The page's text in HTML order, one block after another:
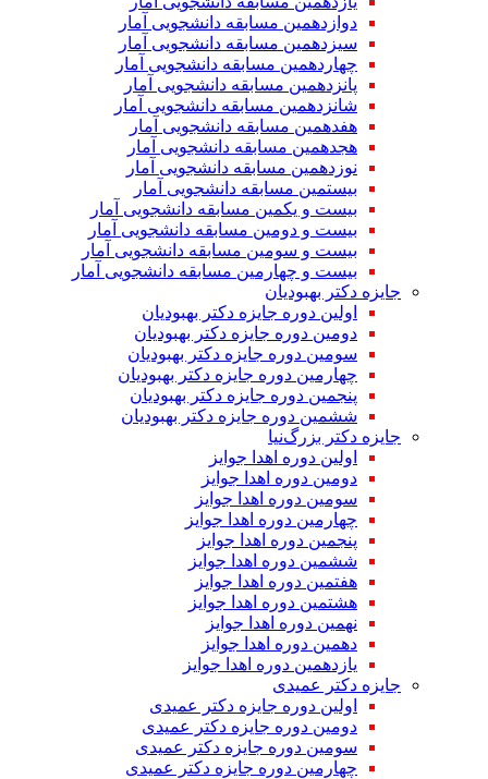
دوازدهمین مسابقه دانشجویی آمار
سیزدهمین مسابقه دانشجویی آمار
چهاردهمین مسابقه دانشجویی آمار
پانزدهمین مسابقه دانشجویی آمار
شانزدهمین مسابقه دانشجویی آمار
هفدهمین مسابقه دانشجویی آمار
هجدهمین مسابقه دانشجویی آمار
نوزدهمین مسابقه دانشجویی آمار
بیستمین مسابقه دانشجویی آمار
بیست و یکمین مسابقه دانشجویی آمار
بیست و دومین مسابقه دانشجویی آمار
بیست و سومین مسابقه دانشجویی آمار
بیست و چهارمین مسابقه دانشجویی آمار
جایزه دکتر بهبودیان
اولین دوره جایزه دکتر بهبودیان
دومین دوره جایزه دکتر بهبودیان
سومین دوره جایزه دکتر بهبودیان
چهارمین دوره جایزه دکتر بهبودیان
پنجمین دوره جایزه دکتر بهبودیان
ششمین دوره جایزه دکتر بهبودیان
جایزه دکتر بزرگ‌نیا
اولین دوره اهدا جوایز
دومین دوره اهدا جوایز
سومین دوره اهدا جوایز
چهارمین دوره اهدا جوایز
پنجمین دوره اهدا جوایز
ششمین دوره اهدا جوایز
هفتمین دوره اهدا جوایز
هشتمین دوره اهدا جوایز
نهمین دوره اهدا جوایز
دهمین دوره اهدا جوایز
یازدهمین دوره اهدا جوایز
جایزه دکتر عمیدی
اولین دوره جایزه دکتر عمیدی
دومین دوره جایزه دکتر عمیدی
سومین دوره جایزه دکتر عمیدی
چهارمین دوره جایزه دکتر عمیدی